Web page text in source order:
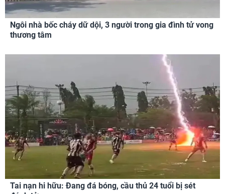
Ngôi nhà bốc cháy dữ dội, 3 người trong gia đình tử vong
thương tâm
Tai nạn hi hữu: Đang đá bóng, cầu thủ 24 tuổi bị sét